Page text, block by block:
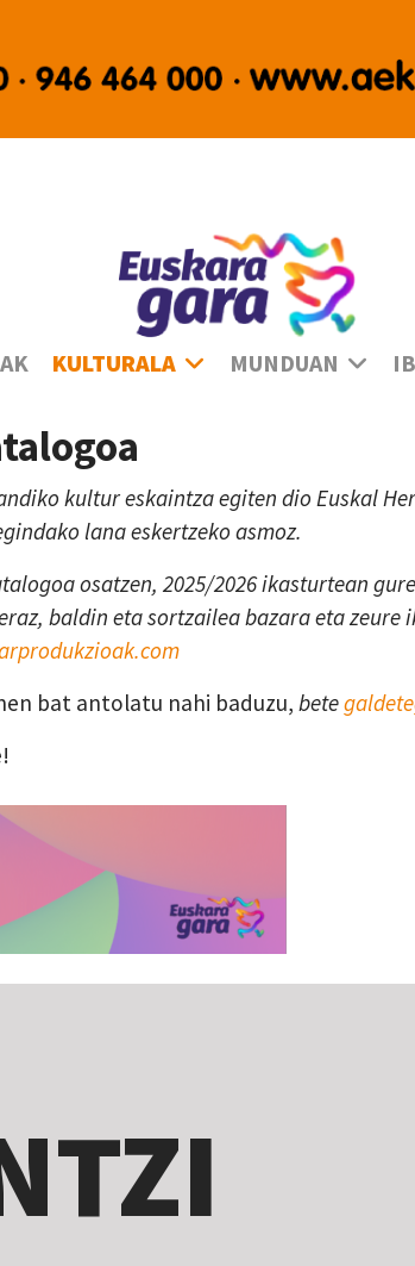
KULTURALA MUNDUAN
kultur eskaintza egiten dio Euskal
lana eskertzeko asmoz.
osatzen, 2025/2026 ikasturtean
baldin eta sortzailea bazara eta
bat antolatu nahi baduzu, bete